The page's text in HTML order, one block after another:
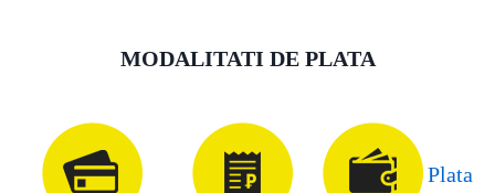
MODALITATI DE PLATA
Plata